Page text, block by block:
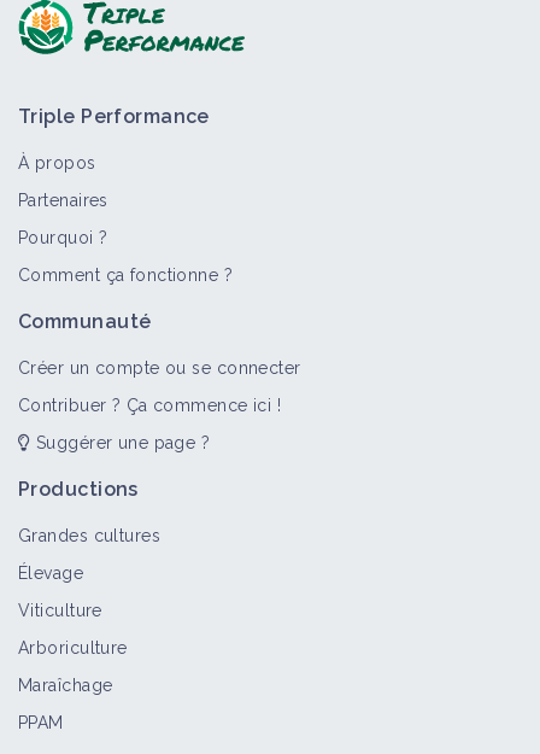
Triple Performance
À propos
Partenaires
Pourquoi ?
Comment ça fonctionne ?
Communauté
Créer un compte ou se connecter
Contribuer ? Ça commence ici !
Suggérer une page ?
Productions
Grandes cultures
Élevage
Viticulture
Arboriculture
Maraîchage
PPAM